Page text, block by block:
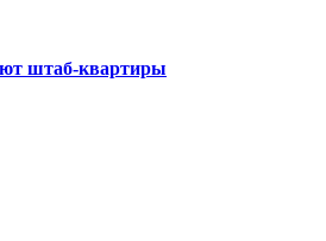
штаб-квартиры